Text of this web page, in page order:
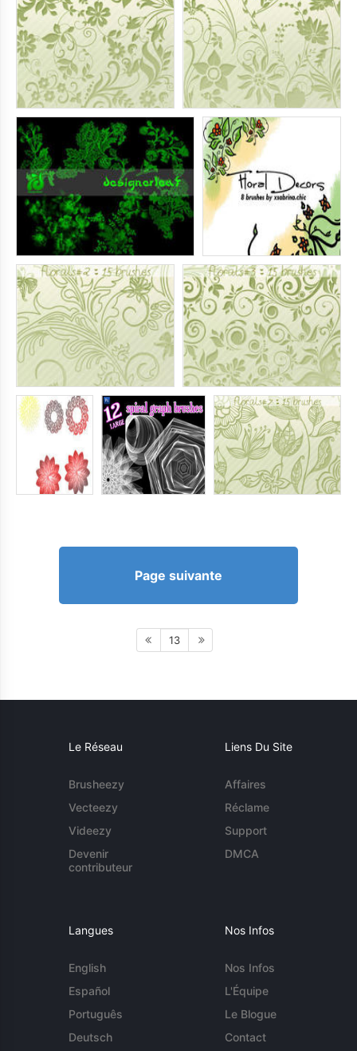
Page suivante
13
Le Réseau
Brusheezy
Vecteezy
Videezy
Devenir
contributeur
Liens Du Site
Affaires
Réclame
Support
DMCA
Langues
English
Español
Português
Deutsch
Nos Infos
Nos Infos
L'Équipe
Le Blogue
Contact